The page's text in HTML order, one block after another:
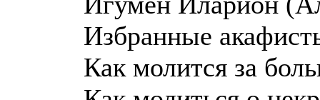
Избранные
Как молится за